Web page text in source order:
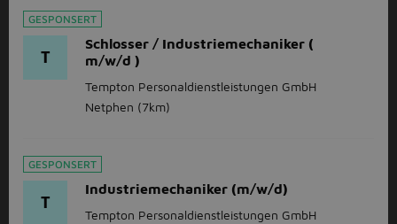
GESPONSERT
T
Schlosser / Industriemechaniker (
m/w/d )
Tempton Personaldienstleistungen GmbH
Netphen (7km)
GESPONSERT
T
Industriemechaniker (m/w/d)
Tempton Personaldienstleistungen GmbH